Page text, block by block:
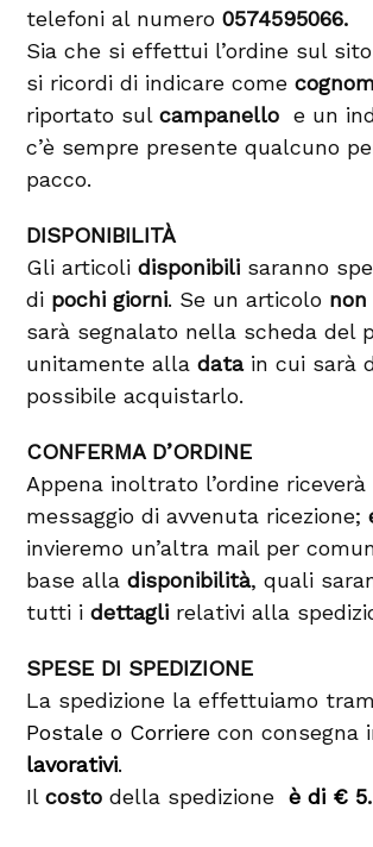
telefoni al numero0574595066.
Sia che si effettui l’ordine sul
si ricordi di indicare come
riportato sulcampanello e un
c’è sempre presente qualcuno
pacco.
DISPONIBILITÀ
Gli articolidisponibili saranno
di pochi giorni. Se un articolo
sarà segnalato nella scheda del
unitamente alladatain cui sarà
possibile acquistarlo.
CONFERMA D’ORDINE
Appena inoltrato l’ordine riceverà
messaggio di avvenuta ricezione;
invieremo un’altra mail per
base alladisponibilità, quali
tutti idettagli relativi alla
SPESE DI SPEDIZIONE
La spedizione la effettuiamo
Postale o Corrierecon consegna
lavorativi.
Ilcosto della spedizione è di € 5.